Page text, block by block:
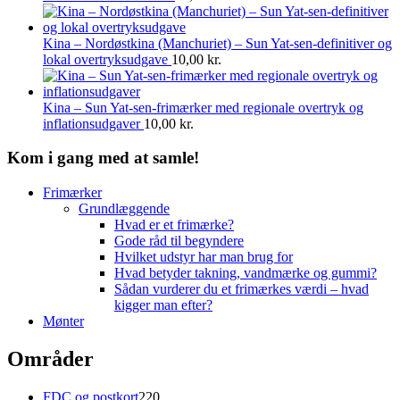
Kina – Nordøstkina (Manchuriet) – Sun Yat-sen-definitiver og
lokal overtryksudgave 10,00 kr.
Kina – Sun Yat-sen-frimærker med regionale overtryk og
inflationsudgaver 10,00 kr.
Kom i gang med at samle!
Frimærker
Grundlæggende
Hvad er et frimærke?
Gode råd til begyndere
Hvilket udstyr har man brug for
Hvad betyder takning, vandmærke og gummi?
Sådan vurderer du et frimærkes værdi – hvad
kigger man efter?
Mønter
Områder
FDC og postkort220220